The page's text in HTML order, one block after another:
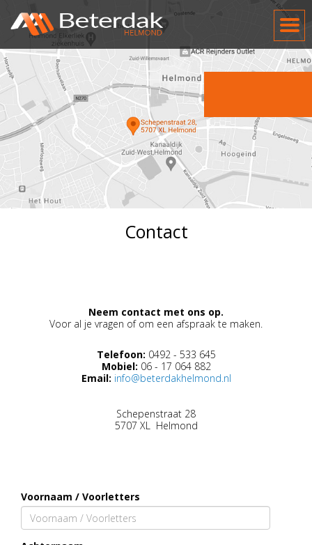
Contact
Neem contact met ons op.
Voor al je vragen of om een afspraak te maken.
Telefoon: 0492 - 533 645
Mobiel: 06 - 17 064 882
Email: info@beterdakhelmond.nl
Schepenstraat 28
5707 XL Helmond
Voornaam / Voorletters